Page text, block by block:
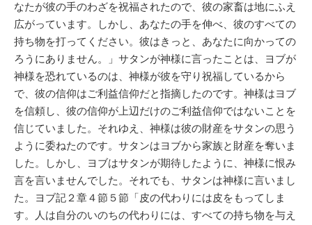
なたが彼の手のわざを祝福されたので、彼の家畜は地にふえ
広がっています。しかし、あなたの手を伸べ、彼のすべての
持ち物を打ってください。彼はきっと、あなたに向かっての
ろうにありません。」サタンが神様に言ったことは、ヨブが
神様を恐れているのは、神様が彼を守り祝福しているから
で、彼の信仰はご利益信仰だと指摘したのです。神様はヨブ
を信頼し、彼の信仰が上辺だけのご利益信仰ではないことを
信じていました。それゆえ、神様は彼の財産をサタンの思う
ように委ねたのです。サタンはヨブから家族と財産を奪いま
した。しかし、ヨブはサタンが期待したように、神様に恨み
言を言いませんでした。それでも、サタンは神様に言いまし
た。ヨブ記２章４節５節「皮の代わりには皮をもってしま
す。人は自分のいのちの代わりには、すべての持ち物を与え